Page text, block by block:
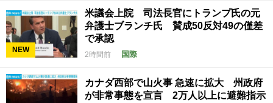
NEW
米議会上院 司法長官にトランプ氏の元
弁護士ブランチ氏 賛成50反対49の僅差
で承認
2時間前 国際
カナダ西部で山火事 急速に拡大 州政府
が非常事態を宣言 2万人以上に避難指示